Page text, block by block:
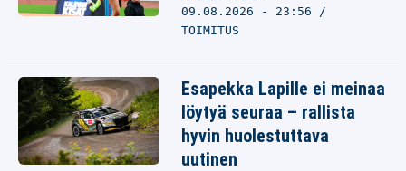
09.08.2026 - 23:56
TOIMITUS
Esapekka Lapille ei meinaa
löytyä seuraa – rallista
hyvin huolestuttava
uutinen